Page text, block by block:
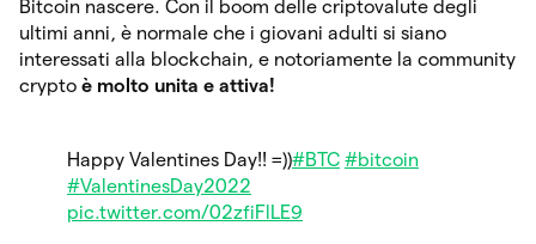
Bitcoin nascere. Con il boom delle criptovalute degli
ultimi anni, è normale che i giovani adulti si siano
interessati alla blockchain, e notoriamente la community
crypto è molto unita e attiva!
Happy Valentines Day!! =))#BTC #bitcoin
#ValentinesDay2022
pic.twitter.com/02zfiFlLE9